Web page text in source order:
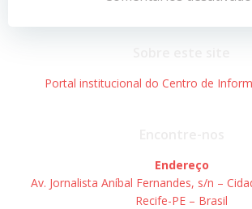
Post
Post
Portal institucional do Centro de
Endereço
Av. Jornalista Aníbal Fernandes, s/n –
Recife-PE – Brasil